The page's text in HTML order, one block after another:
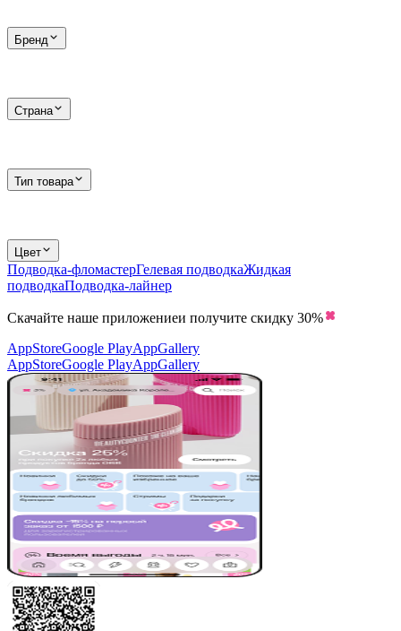
Бренд
Страна
Тип товара
Цвет
Подводка-фломастерГелевая подводкаЖидкая
подводкаПодводка-лайнер
Скачайте наше приложениеи получите скидку 30%
AppStoreGoogle PlayAppGallery
AppStoreGoogle PlayAppGallery